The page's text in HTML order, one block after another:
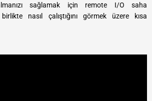
sağlamak için remote I/O saha
nasıl çalıştığını görmek üzere kısa